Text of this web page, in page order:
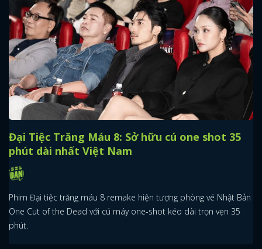
Đại Tiệc Trăng Máu 8: Sở hữu cú one shot 35
phút dài nhất Việt Nam
Phim Đại tiệc trăng máu 8 remake hiện tượng phòng vé Nhật Bản
One Cut of the Dead với cú máy one-shot kéo dài trọn vẹn 35
phút.